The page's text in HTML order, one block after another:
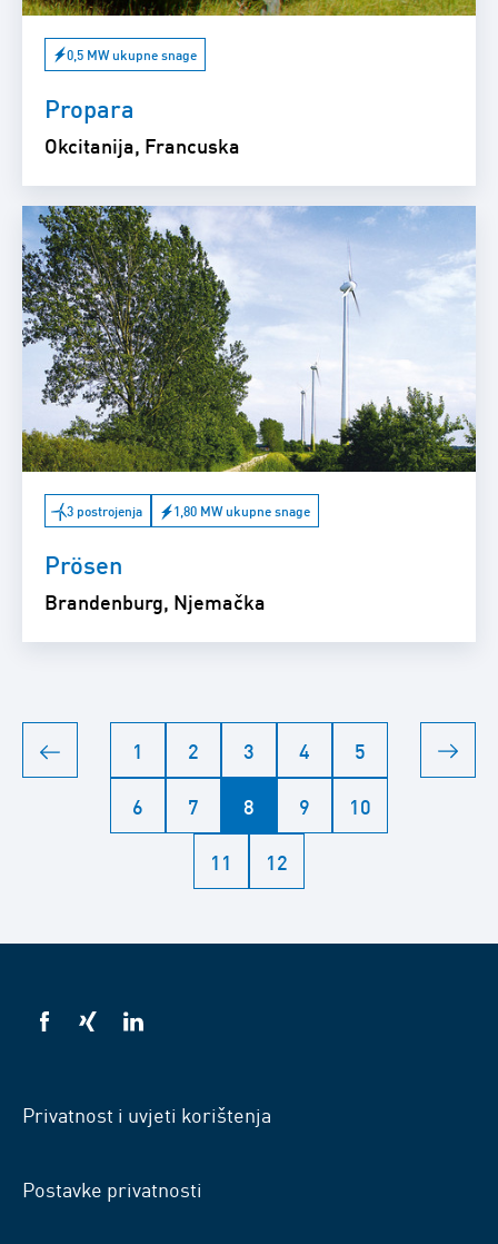
0,5 MW ukupne snage
Propara
Okcitanija, Francuska
3 postrojenja 1,80 MW ukupne snage
Prösen
Brandenburg, Njemačka
1 2 3 4
5
6
7 8 9
10
11
12
VSB
VSB
VSB
Privatnost i uvjeti korištenja
Postavke privatnosti